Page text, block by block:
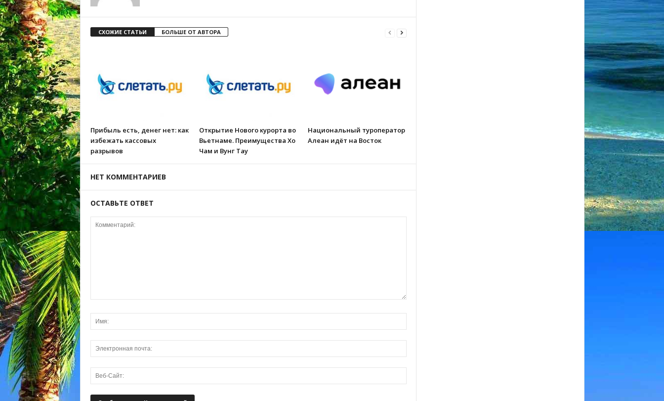
СХОЖИЕ СТАТЬИ БОЛЬШЕ ОТ АВТОРА
Прибыль есть, денег нет: как
избежать кассовых
разрывов
Открытие Нового курорта во
Вьетнаме. Преимущества Хо
Чам и Вунг Тау
Национальный туроператор
Алеан идёт на Восток
НЕТ КОММЕНТАРИЕВ
ОСТАВЬТЕ ОТВЕТ